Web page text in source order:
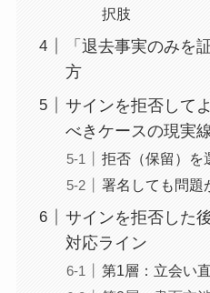
択肢
「退去事実のみを
方
サインを拒否して
べきケースの現実
拒否（保留）を
署名しても問題
サインを拒否した
対応ライン
第1層：立会い